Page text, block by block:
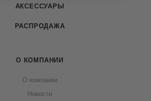
АКСЕССУАРЫ
РАСПРОДАЖА
О КОМПАНИИ
О компании
Новости